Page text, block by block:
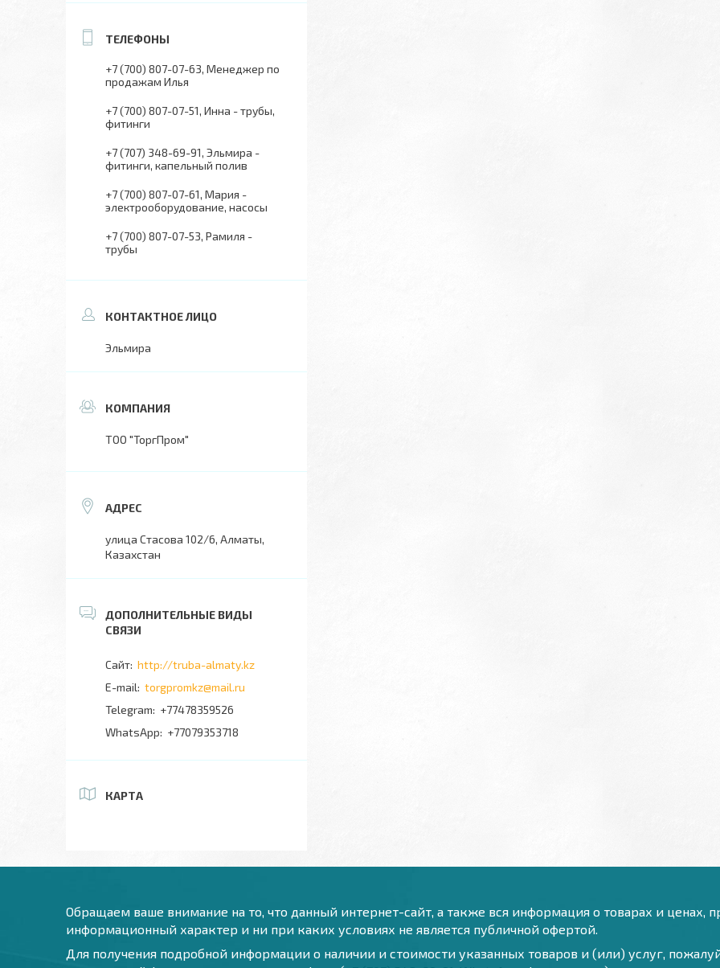
+7 (700) 807-07-63 Менеджер по
продажам Илья
+7 (700) 807-07-51 Инна - трубы,
фитинги
+7 (707) 348-69-91 Эльмира -
фитинги, капельный полив
+7 (700) 807-07-61 Мария -
электрооборудование, насосы
+7 (700) 807-07-53 Рамиля -
трубы
Эльмира
ТОО "ТоргПром"
улица Стасова 102/6, Алматы,
Казахстан
http://truba-almaty.kz
torgpromkz@mail.ru
+77478359526
+77079353718
КАРТА
Обращаем ваше внимание на то, что данный интернет-сайт, а также вся информация о товарах и ценах,
информационный характер и ни при каких условиях не является публичной офертой.
Для получения подробной информации о наличии и стоимости указанных товаров и (или) услуг,